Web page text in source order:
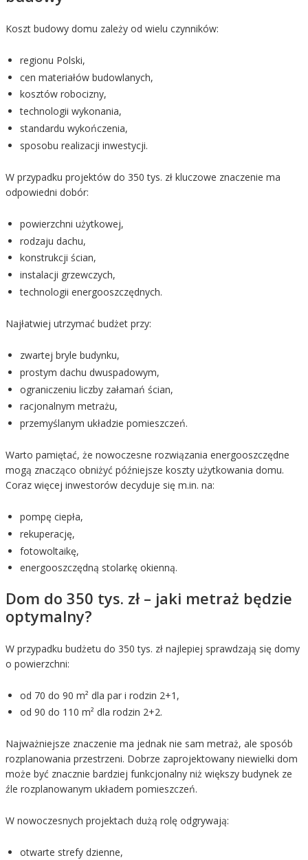
Koszt budowy domu zależy od wielu czynników:
regionu Polski,
cen materiałów budowlanych,
kosztów robocizny,
technologii wykonania,
standardu wykończenia,
sposobu realizacji inwestycji.
W przypadku projektów do 350 tys. zł kluczowe znaczenie ma
odpowiedni dobór:
powierzchni użytkowej,
rodzaju dachu,
konstrukcji ścian,
instalacji grzewczych,
technologii energooszczędnych.
Najłatwiej utrzymać budżet przy:
zwartej bryle budynku,
prostym dachu dwuspadowym,
ograniczeniu liczby załamań ścian,
racjonalnym metrażu,
przemyślanym układzie pomieszczeń.
Warto pamiętać, że nowoczesne rozwiązania energooszczędne
mogą znacząco obniżyć późniejsze koszty użytkowania domu.
Coraz więcej inwestorów decyduje się m.in. na:
pompę ciepła,
rekuperację,
fotowoltaikę,
energooszczędną stolarkę okienną.
Dom do 350 tys. zł – jaki metraż będzie
optymalny?
W przypadku budżetu do 350 tys. zł najlepiej sprawdzają się domy
o powierzchni:
od 70 do 90 m² dla par i rodzin 2+1,
od 90 do 110 m² dla rodzin 2+2.
Najważniejsze znaczenie ma jednak nie sam metraż, ale sposób
rozplanowania przestrzeni. Dobrze zaprojektowany niewielki dom
może być znacznie bardziej funkcjonalny niż większy budynek ze
źle rozplanowanym układem pomieszczeń.
W nowoczesnych projektach dużą rolę odgrywają:
otwarte strefy dzienne,